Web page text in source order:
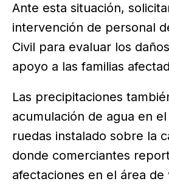
Ante esta situación,
intervención de personal
Civil para evaluar los
apoyo a las familias
Las precipitaciones
acumulación de agua en
ruedas instalado sobre la
donde comerciantes
afectaciones en el área de